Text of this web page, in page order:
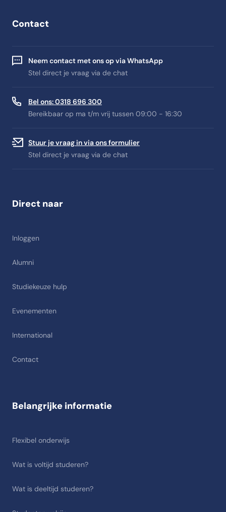
Contact
Neem contact met ons op via WhatsApp
Stel direct je vraag via de chat
Bel ons: 0318 696 300
Bereikbaar op ma t/m vrij tussen 09:00 - 16:30
Stuur je vraag in via ons formulier
Stel direct je vraag via de chat
Direct naar
Inloggen
Alumni
Studiekeuze hulp
Evenementen
International
Contact
Belangrijke informatie
Flexibel onderwijs
Wat is voltijd studeren?
Wat is deeltijd studeren?